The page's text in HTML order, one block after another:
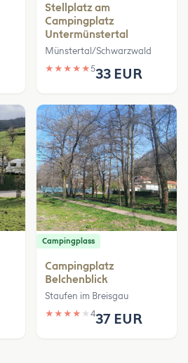
Stellplatz am
Campingplatz
Untermünstertal
Münstertal/Schwarzwald
★ ★ ★ ★ ★533 EUR
Campingplass
Campingplatz
Belchenblick
Staufen im Breisgau
★ ★ ★ ★ ★ 437 EUR